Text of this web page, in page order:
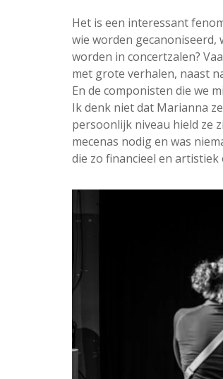
Het is een interessant
wie worden gecanoniseerd,
worden in concertzalen?
met grote verhalen, naast
En de componisten die we
Ik denk niet dat Marianna
persoonlijk niveau hield ze
mecenas nodig en was
die zo financieel en